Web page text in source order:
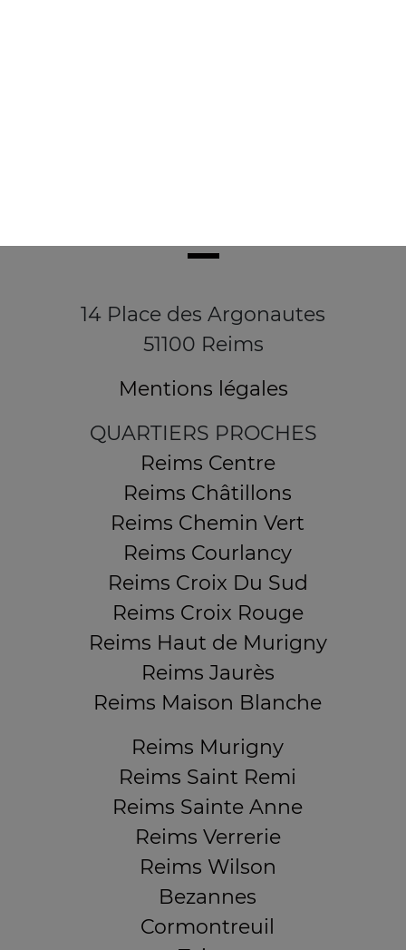
14 Place des Argonautes
51100 Reims
Mentions légales
QUARTIERS PROCHES
Reims Centre
Reims Châtillons
Reims Chemin Vert
Reims Courlancy
Reims Croix Du Sud
Reims Croix Rouge
Reims Haut de Murigny
Reims Jaurès
Reims Maison Blanche
Reims Murigny
Reims Saint Remi
Reims Sainte Anne
Reims Verrerie
Reims Wilson
Bezannes
Cormontreuil